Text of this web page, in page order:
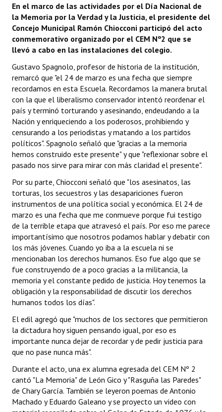
En el marco de las actividades por el Día Nacional de
la Memoria por la Verdad y la Justicia, el presidente del
Concejo Municipal Ramón Chiocconi participó del acto
conmemorativo organizado por el CEM Nº2 que se
llevó a cabo en las instalaciones del colegio.
Gustavo Spagnolo, profesor de historia de la institución,
remarcó que "el 24 de marzo es una fecha que siempre
recordamos en esta Escuela. Recordamos la manera brutal
con la que el liberalismo conservador intentó reordenar el
país y terminó torturando y asesinando, endeudando a la
Nación y enriqueciendo a los poderosos, prohibiendo y
censurando a los periodistas y matando a los partidos
políticos". Spagnolo señaló que "gracias a la memoria
hemos construido este presente" y que "reflexionar sobre el
pasado nos sirve para mirar con más claridad el presente".
Por su parte, Chiocconi señaló que "los asesinatos, las
torturas, los secuestros y las desapariciones fueron
instrumentos de una política social y económica. El 24 de
marzo es una fecha que me conmueve porque fui testigo
de la terrible etapa que atravesó el país. Por eso me parece
importantísimo que nosotros podamos hablar y debatir con
los más jóvenes. Cuando yo iba a la escuela ni se
mencionaban los derechos humanos. Eso fue algo que se
fue construyendo de a poco gracias a la militancia, la
memoria y el constante pedido de justicia. Hoy tenemos la
obligación y la responsabilidad de discutir los derechos
humanos todos los días".
El edil agregó que "muchos de los sectores que permitieron
la dictadura hoy siguen pensando igual, por eso es
importante nunca dejar de recordar y de pedir justicia para
que no pase nunca más".
Durante el acto, una ex alumna egresada del CEM Nº 2
cantó "La Memoria" de León Gico y "Rasguña las Paredes"
de Chary García. También se leyeron poemas de Antonio
Machado y Eduardo Galeano y se proyecto un video con